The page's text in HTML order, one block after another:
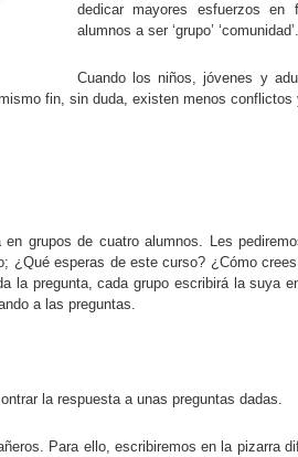
dedicar mayores esfuerzos en
alumnos a ser ‘grupo’ ‘comunidad’.
Cuando los niños, jóvenes y
fin, sin duda, existen menos
grupos de cuatro alumnos. Les
¿Qué esperas de este curso? ¿Cómo
la pregunta, cada grupo escribirá la suya
a las preguntas.
la respuesta a unas preguntas dadas.
Para ello, escribiremos en la pizarra